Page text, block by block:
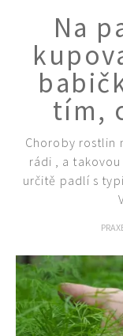
Na
tím,
Choroby rostlin
rádi , a
určitě padlí s